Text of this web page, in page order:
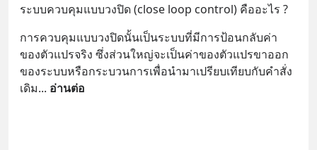
ระบบควบคุมแบบวงปิด (close loop control) คืออะไร ?
การควบคุมแบบวงปิดนั้นเป็นระบบที่มีการป้อนกลับค่า
ของตัวแปรจริง ซึ่งส่วนใหญ่จะเป็นค่าของตัวแปรขาออก
ของระบบหรือกระบวนการเพื่อนำมาเปรียบเทียบกับคำสั่ง
เดิม... อ่านต่อ